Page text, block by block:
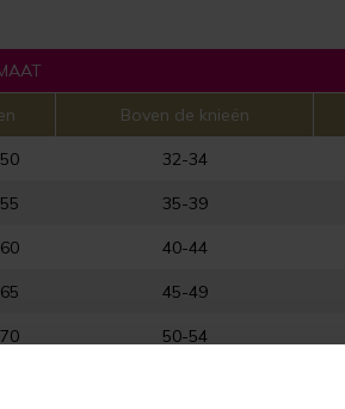
Boven de knieën
32-34
35-39
40-44
45-49
50-54